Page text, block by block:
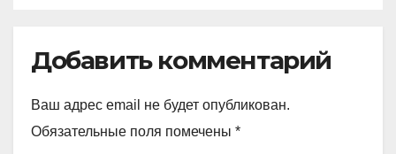
Добавить комментарий
Ваш адрес email не будет опубликован.
Обязательные поля помечены *